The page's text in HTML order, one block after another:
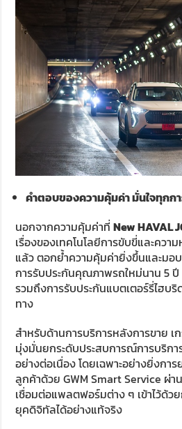
คำตอบของความคุ้มค่า มั่นใจทุกก
นอกจากความคุ้มค่าที่New HAVAL
เรื่องของเทคโนโลยีการขับขี่และควา
แล้ว ตอกย้ำความคุ้มค่ายิ่งขึ้นและมอ
การรับประกันคุณภาพรถใหม่นาน 5 ปี
รวมถึงการรับประกันแบตเตอร์รี่ไฮบริ
ทาง
สำหรับด้านการบริการหลังการขาย
มุ่งมั่นยกระดับประสบการณ์การบริก
อย่างต่อเนื่อง โดยเฉพาะอย่างยิ่งกา
ลูกค้าด้วย GWM Smart Service ผ่า
เชื่อมต่อแพลตฟอร์มต่าง ๆ เข้าไว้ด้ว
ยุคดิจิทัลได้อย่างแท้จริง